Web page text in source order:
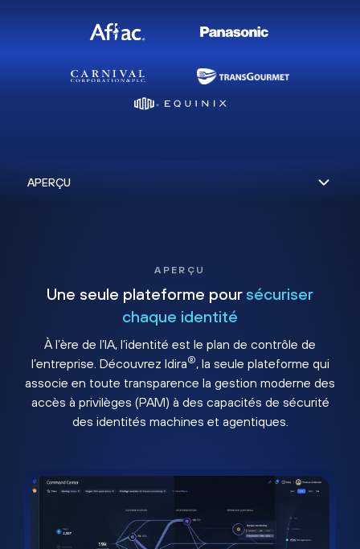
APERÇU
Une seule plateforme pour sécuriser
chaque identité
À l’ère de l’IA, l’identité est le plan de contrôle de
l’entreprise. Découvrez Idira®, la seule plateforme qui
associe en toute transparence la gestion moderne des
accès à privilèges (PAM) à des capacités de sécurité
des identités machines et agentiques.